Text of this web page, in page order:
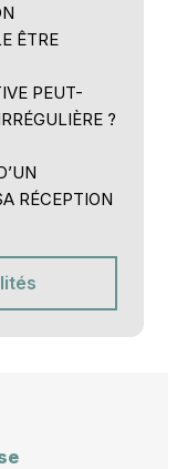
ÊTRE
PEUT-
?
RÉCEPTION